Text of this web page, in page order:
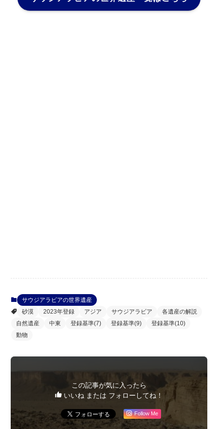
サウジアラビアの世界遺産
砂漠
2023年登録 アジア サウジアラビア
各遺産の解説
自然遺産
中東 登録基準(7) 登録基準(9)
登録基準(10)
動物
この記事が気に入ったら
いいね または フォローしてね！
Follow Me